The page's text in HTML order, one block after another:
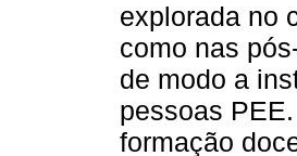
explorada no
como nas
de modo a
pessoas
formação